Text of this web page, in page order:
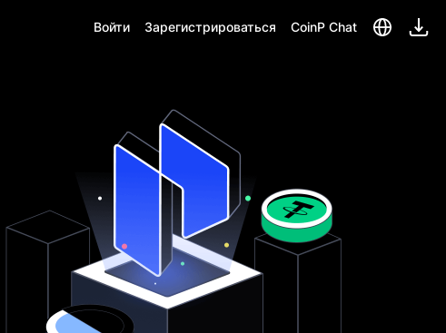
Войти Зарегистрироваться CoinP Chat